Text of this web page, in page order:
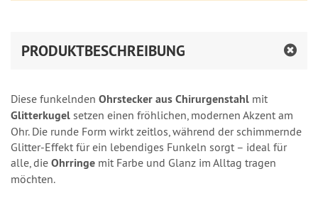
PRODUKTBESCHREIBUNG
Diese funkelnden Ohrstecker aus Chirurgenstahl mit
Glitterkugel setzen einen fröhlichen, modernen Akzent am
Ohr. Die runde Form wirkt zeitlos, während der schimmernde
Glitter-Effekt für ein lebendiges Funkeln sorgt – ideal für
alle, die Ohrringe mit Farbe und Glanz im Alltag tragen
möchten.